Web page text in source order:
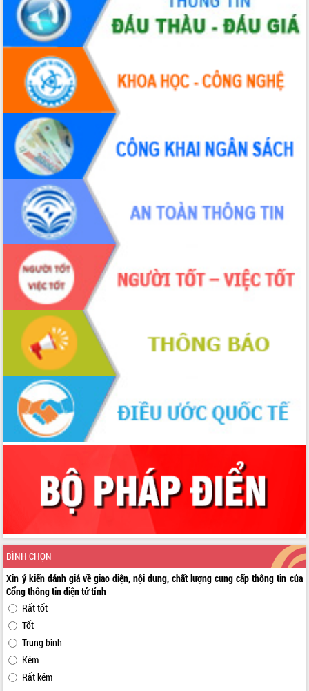
BÌNH CHỌN
Xin ý kiến đánh giá về giao diện, nội dung, chất lượng cung cấp thông tin của
Cổng thông tin điện tử tỉnh
Rất tốt
Tốt
Trung bình
Kém
Rất kém